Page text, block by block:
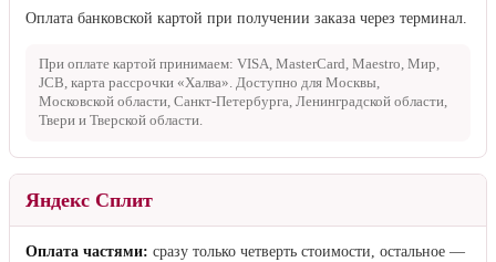
Оплата банковской картой при получении заказа через терминал.
При оплате картой принимаем: VISA, MasterCard, Maestro, Мир,
JCB, карта рассрочки «Халва». Доступно для Москвы,
Московской области, Санкт-Петербурга, Ленинградской области,
Твери и Тверской области.
Яндекс Сплит
Оплата частями: сразу только четверть стоимости, остальное —